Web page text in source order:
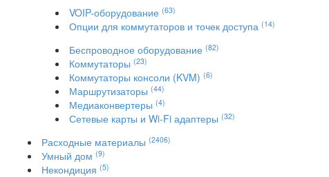
VOIP-оборудование (63)
Опции для коммутаторов и точек доступа (14)
Беспроводное оборудование (82)
Коммутаторы (23)
Коммутаторы консоли (KVM) (6)
Маршрутизаторы (44)
Медиаконвертеры (4)
Сетевые карты и Wi-Fi адаптеры (32)
Расходные материалы (2406)
Умный дом (9)
Некондиция (5)